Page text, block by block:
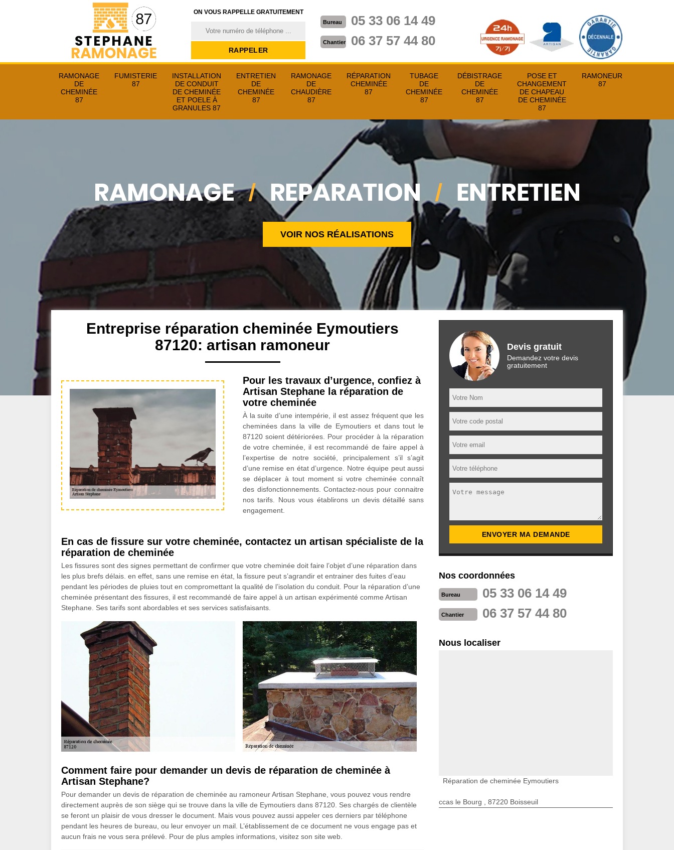
ON VOUS RAPPELLE GRATUITEMENT
Bureau 05 33 06 14 49
Chantier 06 37 57 44 80
RAMONAGE
DE
CHEMINÉE
87
FUMISTERIE
87
INSTALLATION
DE CONDUIT
DE CHEMINÉE
ET POELE À
GRANULES 87
ENTRETIEN
DE
CHEMINÉE
87
RAMONAGE
DE
CHAUDIÈRE
87
RÉPARATION
CHEMINÉE
87
TUBAGE
DE
CHEMINÉE
87
DÉBISTRAGE
DE
CHEMINÉE
87
POSE ET
CHANGEMENT
DE CHAPEAU
DE CHEMINÉE
87
RAMONEUR
87
VOIR NOS RÉALISATIONS
Entreprise réparation cheminée Eymoutiers
87120: artisan ramoneur
Pour les travaux d’urgence, confiez à
Artisan Stephane la réparation de
votre cheminée
À la suite d’une intempérie, il est assez fréquent que les
cheminées dans la ville de Eymoutiers et dans tout le
87120 soient détériorées. Pour procéder à la réparation
de votre cheminée, il est recommandé de faire appel à
l’expertise de notre société, principalement s’il s’agit
d’une remise en état d’urgence. Notre équipe peut aussi
se déplacer à tout moment si votre cheminée connaît
des disfonctionnements. Contactez-nous pour connaitre
nos tarifs. Nous vous établirons un devis détaillé sans
engagement.
En cas de fissure sur votre cheminée, contactez un artisan spécialiste de la
réparation de cheminée
Les fissures sont des signes permettant de confirmer que votre cheminée doit faire l’objet d’une réparation dans
les plus brefs délais. en effet, sans une remise en état, la fissure peut s’agrandir et entrainer des fuites d’eau
pendant les périodes de pluies tout en compromettant la qualité de l’isolation du conduit. Pour la réparation d’une
cheminée présentant des fissures, il est recommandé de faire appel à un artisan expérimenté comme Artisan
Stephane. Ses tarifs sont abordables et ses services satisfaisants.
Comment faire pour demander un devis de réparation de cheminée à
Artisan Stephane?
Pour demander un devis de réparation de cheminée au ramoneur Artisan Stephane, vous pouvez vous rendre
directement auprès de son siège qui se trouve dans la ville de Eymoutiers dans 87120. Ses chargés de clientèle
se feront un plaisir de vous dresser le document. Mais vous pouvez aussi appeler ces derniers par téléphone
pendant les heures de bureau, ou leur envoyer un mail. L’établissement de ce document ne vous engage pas et
aucun frais ne vous sera prélevé. Pour de plus amples informations, visitez son site web.
Devis gratuit
Demandez votre devis
gratuitement
Nos coordonnées
Bureau 05 33 06 14 49
Chantier 06 37 57 44 80
Nous localiser
Réparation de cheminée Eymoutiers
ccas le Bourg , 87220 Boisseuil